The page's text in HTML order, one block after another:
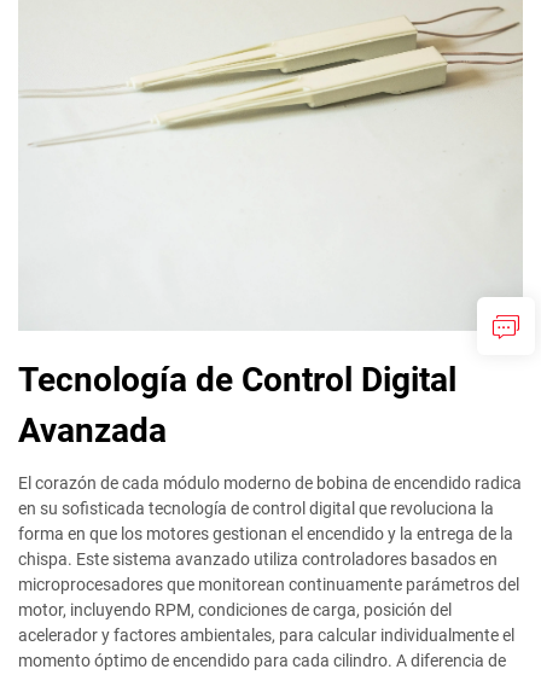
Tecnología de Control Digital
Avanzada
El corazón de cada módulo moderno de bobina de encendido radica
en su sofisticada tecnología de control digital que revoluciona la
forma en que los motores gestionan el encendido y la entrega de la
chispa. Este sistema avanzado utiliza controladores basados en
microprocesadores que monitorean continuamente parámetros del
motor, incluyendo RPM, condiciones de carga, posición del
acelerador y factores ambientales, para calcular individualmente el
momento óptimo de encendido para cada cilindro. A diferencia de